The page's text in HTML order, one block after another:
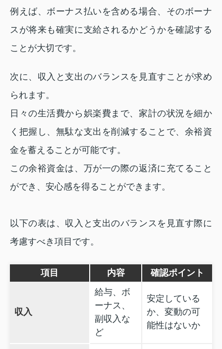
例えば、ボーナス払いを含める場合、そのボーナ
スが将来も確実に支給されるかどうかを確認する
ことが大切です。
次に、収入と支出のバランスを見直すことが求め
られます。
日々の生活費から娯楽費まで、家計の状況を細か
く把握し、無駄な支出を削減することで、余裕資
金を蓄えることが可能です。
この余裕資金は、万が一の際の返済に充てること
ができ、安心感を得ることができます。
以下の表は、収入と支出のバランスを見直す際に
考慮すべき項目です。
項目 内容 確認ポイント
収入
給与、ボ
ーナス、
副収入な
ど
安定している
か、変動の可
能性はないか